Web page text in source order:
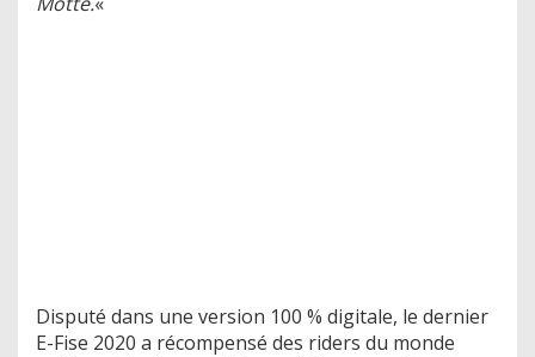
Disputé dans une version 100 % digitale, le dernier
E-Fise 2020 a récompensé des riders du monde